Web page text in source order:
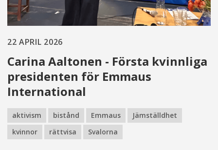
22 APRIL 2026
Carina Aaltonen - Första kvinnliga
presidenten för Emmaus
International
aktivism bistånd Emmaus
Jämställdhet
kvinnor
rättvisa Svalorna